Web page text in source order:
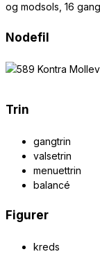
og modsols, 16
Nodefil
Trin
gangtrin
valsetrin
menuettrin
balancé
Figurer
kreds